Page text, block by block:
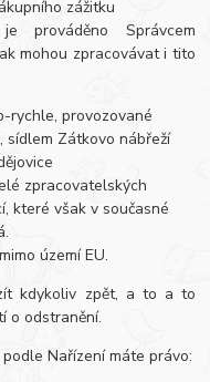
zážitku
prováděno Správcem
mohou zpracovávat i tito
rychle, provozované
sídlem Zátkovo nábřeží
zpracovatelských
které však v současné
území EU.
kdykoliv zpět, a to a to
o odstranění.
Nařízení máte právo: